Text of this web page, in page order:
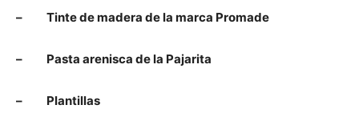
– Tinte de madera de la marca Promade
– Pasta arenisca de la Pajarita
– Plantillas